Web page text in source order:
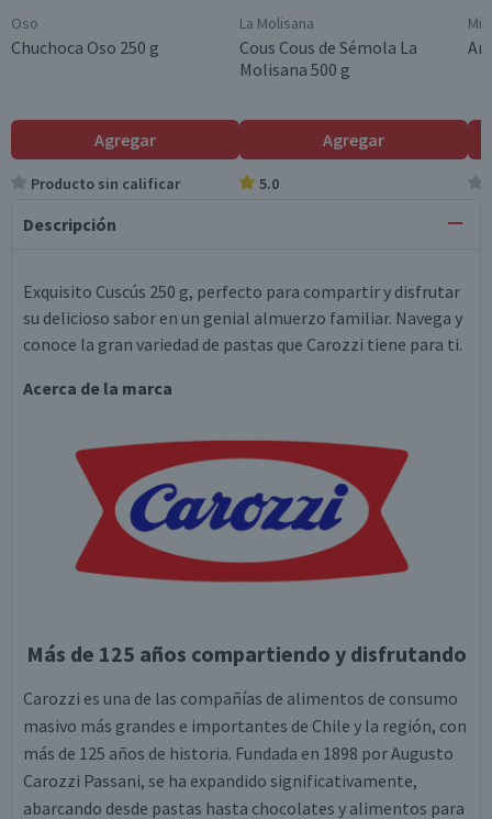
Oso
Chuchoca Oso 250 g
Agregar
Producto sin calificar
La Molisana
Cous Cous de Sémola La
Molisana 500 g
Agregar
5.0
Descripción
Exquisito Cuscús 250 g, perfecto para compartir y disfrutar
su delicioso sabor en un genial almuerzo familiar. Navega y
conoce la gran variedad de pastas que Carozzi tiene para ti.
Acerca de la marca
Más de 125 años compartiendo y disfrutando
Carozzi es una de las compañías de alimentos de consumo
masivo más grandes e importantes de Chile y la región, con
más de 125 años de historia. Fundada en 1898 por Augusto
Carozzi Passani, se ha expandido significativamente,
abarcando desde pastas hasta chocolates y alimentos para